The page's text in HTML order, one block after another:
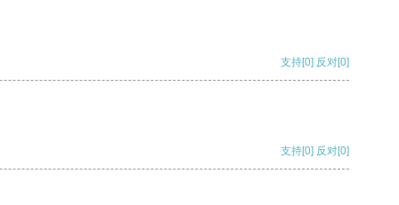
支持[0] 反对[0]
支持[0] 反对[0]